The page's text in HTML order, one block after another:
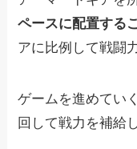
ペースに配置する
アに比例して戦闘
ゲームを進めてい
回して戦力を補給